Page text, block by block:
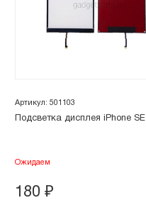
Артикул: 501103
Подсветка дисплея iPhone SE
Ожидаем
180 ₽